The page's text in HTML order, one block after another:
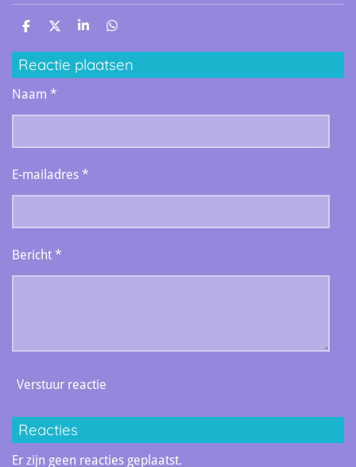
D
e
n
D
l
S
a
r
e
D
e
n
Reactie plaatsen
Naam *
E-mailadres *
Bericht *
Verstuur reactie
Reacties
Er zijn geen reacties geplaatst.